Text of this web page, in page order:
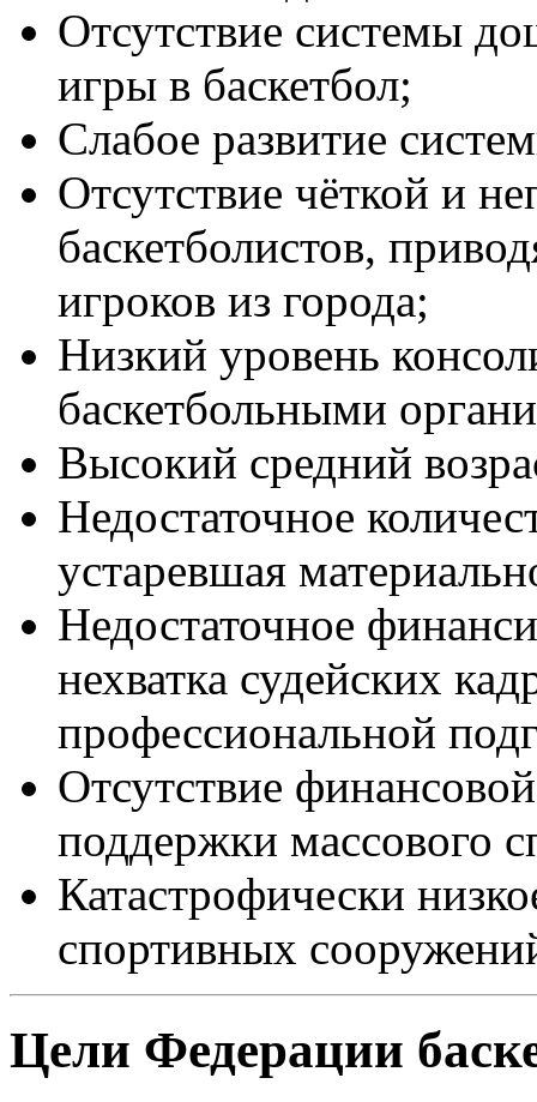
Отсутствие системы
игры в баскетбол;
Слабое развитие
Отсутствие чёткой и
баскетболистов,
игроков из города;
Низкий уровень
баскетбольными
Высокий средний
Недостаточное
устаревшая
Недостаточное
нехватка судейских
профессиональной
Отсутствие
поддержки массового
Катастрофически
спортивных
Цели Федерации